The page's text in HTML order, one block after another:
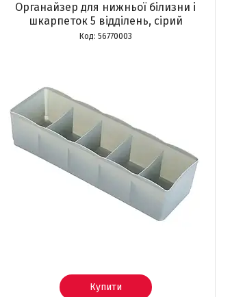
Органайзер для нижньої білизни і
шкарпеток 5 відділень, сірий
56770003
Купити